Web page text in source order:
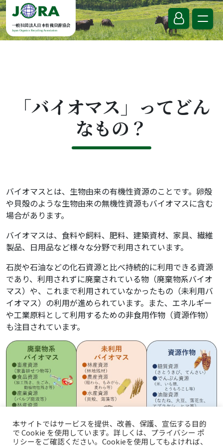
Skip to content
一般社団法人日本有機資源協会
Japan Organics Recycling Association
「バイオマス」ってどん
なもの？
バイオマスとは、生物由来の有機性資源のことです。卵殻
や貝殻のような生物由来の無機性資源もバイオマスに含む
場合があります。
バイオマスは、食料や飼料、肥料、建築資材、家具、繊維
製品、日用品など様々な分野で利用されています。
石炭や石油などの化石資源と比べ持続的に利用できる資源
であり、利用されずに廃棄されている物（廃棄物系バイオ
マス）や、これまで利用されていなかったもの（未利用バ
イオマス）の利用が進められています。また、エネルギー
や工業原料として利用するための非食用作物（資源作物）
も注目されています。
本サイトではサービスを提供、改善、保護、宣伝する目的
で Cookie を使用しています。詳しくは、プライバシー ポ
リシーをご確認ください。Cookieを使用してもよければ、